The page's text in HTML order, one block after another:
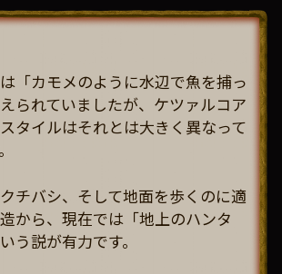
は「カモメのように水辺で魚を捕っ
られていましたが、ケツァルコア
タイルはそれとは大きく異なって
チバシ、そして地面を歩くのに適
から、現在では「地上のハンタ
う説が有力です。